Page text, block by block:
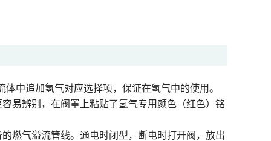
体中追加氢气对应选择项，保证在氢气中的使用。
易辨别，在阀罩上粘贴了氢气专用颜色（红色）铭
燃气溢流管线。通电时闭型，断电时打开阀，放出